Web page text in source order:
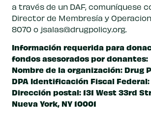
a través de un DAF, comuníquese
Director de Membresía y
8070 o jsalas@drugpolicy.org.
Información requerida para
fondos asesorados por donantes:
Nombre de la organización: Drug
DPA Identificación Fiscal Federal:
Dirección postal: 131 West 33rd
Nueva York, NY 10001